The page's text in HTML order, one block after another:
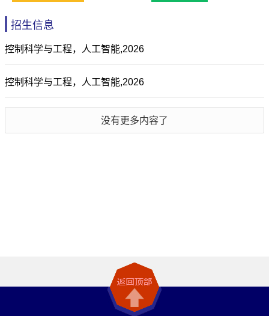
招生信息
控制科学与工程，人工智能,2026
控制科学与工程，人工智能,2026
没有更多内容了